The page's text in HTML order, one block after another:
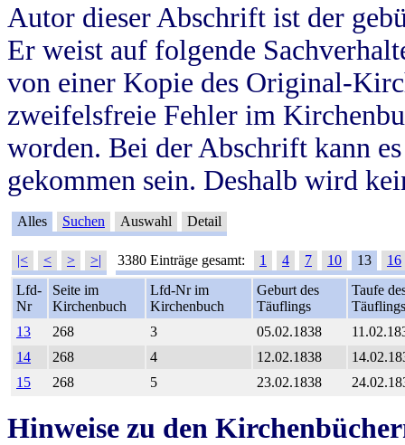
Autor dieser Abschrift ist der
Er weist auf folgende
von einer Kopie des Original-
zweifelsfreie Fehler im
worden. Bei der Abschrift kann
gekommen sein. Deshalb wird
Alles Suchen Auswahl Detail
|< < > >| 3380 Einträge gesamt: 1 4 7 10 13
16
Lfd-
Nr
Seite im
Kirchenbuch
Lfd-Nr im
Kirchenbuch
Geburt des
Täuflings
Taufe
Täuflings
13
268 3 05.02.1838
14
268 4 12.02.1838
15
268 5 23.02.1838
Hinweise zu den